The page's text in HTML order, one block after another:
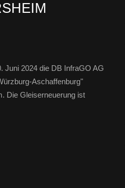
Juni 2024 die DB InfraGO AG
Aschaffenburg"
Die Gleiserneuerung ist